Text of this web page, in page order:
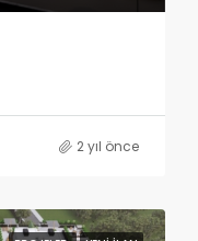
2 yıl önce